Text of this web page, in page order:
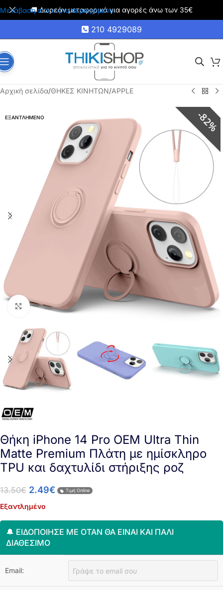
Μετάβαση στο κύριο περιεχόμενο
🚚 Δωρεάν μεταφορικά για αγορές άνω των 35€
210 4929089
Αρχική σελίδα/ΘΗΚΕΣ ΚΙΝΗΤΩΝ/APPLE
ΕΞΑΝΤΛΗΜΕΝΟ 82%
Click to enlarge
Θήκη iPhone 14 Pro OEM Ultra Thin
Matte Premium Πλάτη με ημίσκληρο
TPU και δαχτυλίδι στήριξης ροζ
13.50€ 2.49€ Τιμή Online
Εξαντλημένο
🔔 ΕΙΔΟΠΟΊΗΣΈ ΜΕ ΌΤΑΝ ΘΑ ΕΊΝΑΙ ΚΑΙ ΠΆΛΙ
ΔΙΑΘΈΣΙΜΟ
Email: